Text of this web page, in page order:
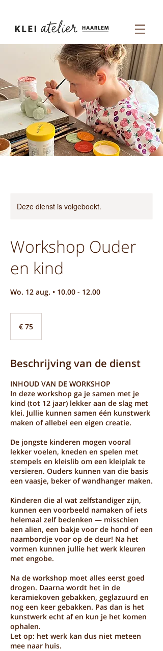
Deze dienst is volgeboekt.
Workshop Ouder
en kind
Wo. 12 aug. • 10.00 - 12.00
€ 75
Beschrijving van de dienst
INHOUD VAN DE WORKSHOP
In deze workshop ga je samen met je
kind (tot 12 jaar) lekker aan de slag met
klei. Jullie kunnen samen één kunstwerk
maken of allebei een eigen creatie.
De jongste kinderen mogen vooral
lekker voelen, kneden en spelen met
stempels en kleislib om een kleiplak te
versieren. Ouders kunnen van die basis
een vaasje, beker of wandhanger maken.
Kinderen die al wat zelfstandiger zijn,
kunnen een voorbeeld namaken of iets
helemaal zelf bedenken — misschien
een alien, een bakje voor de hond of een
naambordje voor op de deur! Na het
vormen kunnen jullie het werk kleuren
met engobe.
Na de workshop moet alles eerst goed
drogen. Daarna wordt het in de
keramiekoven gebakken, geglazuurd en
nog een keer gebakken. Pas dan is het
kunstwerk echt af en kun je het komen
ophalen.
Let op: het werk kan dus niet meteen
mee naar huis.